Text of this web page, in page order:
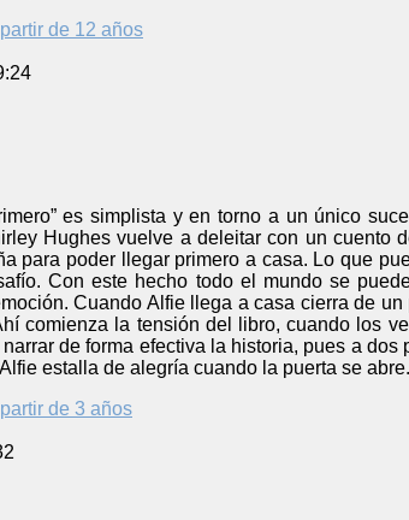
de 12 años
es simplista y en torno a un único
Hughes vuelve a deleitar con un cuento
para poder llegar primero a casa. Lo que
Con este hecho todo el mundo se
Cuando Alfie llega a casa cierra de
comienza la tensión del libro, cuando los
de forma efectiva la historia, pues a
estalla de alegría cuando la puerta se abre.
de 3 años